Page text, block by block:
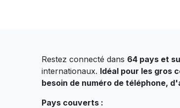
Restez connecté dans 64 pays et
internationaux. Idéal pour les gros
besoin de numéro de téléphone,
Pays couverts :